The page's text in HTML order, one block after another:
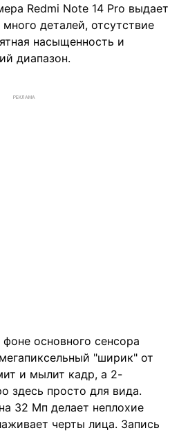
Redmi Note 14 Pro выдает
деталей, отсутствие
насыщенность и
диапазон.
РЕКЛАМА
основного сенсора
"ширик" от
и мылит кадр, а 2-
здесь просто для вида.
32 Мп делает неплохие
черты лица. Запись